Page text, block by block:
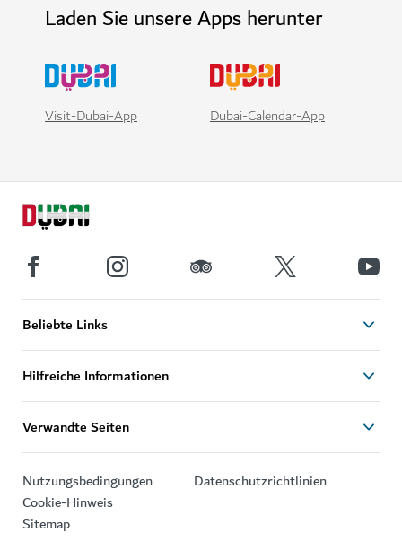
Laden Sie unsere Apps herunter
Visit-Dubai-App Dubai-Calendar-App
Beliebte Links
Hilfreiche Informationen
Verwandte Seiten
Nutzungsbedingungen
Datenschutzrichtlinien
Cookie-Hinweis
Sitemap